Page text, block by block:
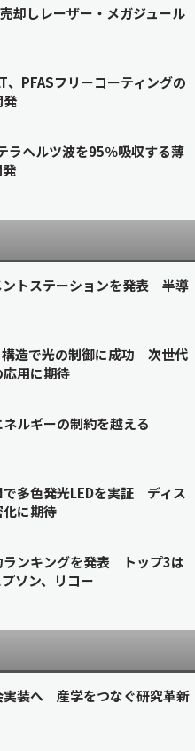
却しレーザー・メガジュール
、PFASフリーコーティングの
発
ラヘルツ波を95％吸収する薄
ントステーションを発表 半導
構造で光の制御に成功 次世代
用に期待
ルギーの制約を越える
多色発光LEDを実証 ディス
に期待
ランキングを発表 トップ3は
ソン、リコー
実装へ 産学をつなぐ研究革新